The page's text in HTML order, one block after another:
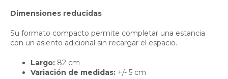
Dimensiones reducidas
Su formato compacto permite completar una estancia
con un asiento adicional sin recargar el espacio.
Largo: 82 cm
Variación de medidas: +/- 5 cm